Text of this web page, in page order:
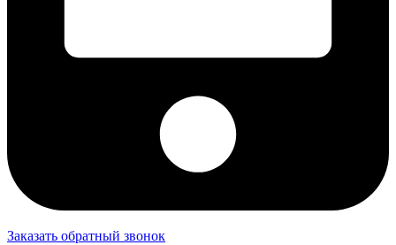
Заказать обратный звонок